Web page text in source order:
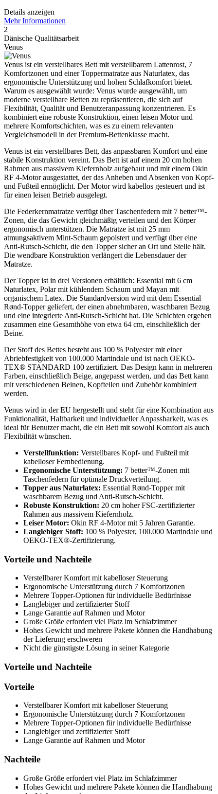
Details anzeigen
Mehr Informationen
2
Dänische Qualitätsarbeit
Venus
Venus ist ein verstellbares Bett mit verstellbarem Lattenrost, 7
Komfortzonen und einer Toppermatratze aus Naturlatex, das
ergonomische Unterstützung und hohen Schlafkomfort bietet.
Warum es ausgewählt wurde: Venus wurde ausgewählt, um
moderne verstellbare Betten zu repräsentieren, die sich auf
Flexibilität, Qualität und Benutzeranpassung konzentrieren. Es
kombiniert eine robuste Konstruktion, einen leisen Motor und
mehrere Komfortschichten, was es zu einem relevanten
Vergleichsmodell in der Premium-Bettenklasse macht.
Venus ist ein verstellbares Bett, das anpassbaren Komfort und eine
stabile Konstruktion vereint. Das Bett ist auf einem 20 cm hohen
Rahmen aus massivem Kiefernholz aufgebaut und mit einem Okin
RF 4-Motor ausgestattet, der das Anheben und Absenken von Kopf-
und Fußteil ermöglicht. Der Motor wird kabellos gesteuert und ist
für einen leisen Betrieb ausgelegt.
Die Federkernmatratze verfügt über Taschenfedern mit 7 better™-
Zonen, die das Gewicht gleichmäßig verteilen und den Körper
ergonomisch unterstützen. Die Matratze ist mit 25 mm
atmungsaktivem Mint-Schaum gepolstert und verfügt über eine
Anti-Rutsch-Schicht, die den Topper sicher an Ort und Stelle hält.
Die wendbare Konstruktion verlängert die Lebensdauer der
Matratze.
Der Topper ist in drei Versionen erhältlich: Essential mit 6 cm
Naturlatex, Polar mit kühlendem Schaum und Mayan mit
organischem Latex. Die Standardversion wird mit dem Essential
Rønd-Topper geliefert, der einen abnehmbaren, waschbaren Bezug
und eine integrierte Anti-Rutsch-Schicht hat. Die Schichten ergeben
zusammen eine Gesamthöhe von etwa 64 cm, einschließlich der
Beine.
Der Stoff des Bettes besteht aus 100 % Polyester mit einer
Abriebfestigkeit von 100.000 Martindale und ist nach OEKO-
TEX® STANDARD 100 zertifiziert. Das Design kann in mehreren
Farben, einschließlich Beige, angepasst werden, und das Bett kann
mit verschiedenen Beinen, Kopfteilen und Zubehör kombiniert
werden.
Venus wird in der EU hergestellt und steht für eine Kombination aus
Funktionalität, Haltbarkeit und individueller Anpassbarkeit, was es
ideal für Benutzer macht, die ein Bett mit sowohl Komfort als auch
Flexibilität wünschen.
Verstellfunktion: Verstellbares Kopf- und Fußteil mit
kabelloser Fernbedienung.
Ergonomische Unterstützung: 7 better™-Zonen mit
Taschenfedern für optimale Druckverteilung.
Topper aus Naturlatex: Essential Rønd-Topper mit
waschbarem Bezug und Anti-Rutsch-Schicht.
Robuste Konstruktion: 20 cm hoher FSC-zertifizierter
Rahmen aus massivem Kiefernholz.
Leiser Motor: Okin RF 4-Motor mit 5 Jahren Garantie.
Langlebiger Stoff: 100 % Polyester, 100.000 Martindale und
OEKO-TEX®-Zertifizierung.
Vorteile und Nachteile
Verstellbarer Komfort mit kabelloser Steuerung
Ergonomische Unterstützung durch 7 Komfortzonen
Mehrere Topper-Optionen für individuelle Bedürfnisse
Langlebiger und zertifizierter Stoff
Lange Garantie auf Rahmen und Motor
Große Größe erfordert viel Platz im Schlafzimmer
Hohes Gewicht und mehrere Pakete können die Handhabung
der Lieferung erschweren
Nicht die günstigste Lösung in seiner Kategorie
Vorteile und Nachteile
Vorteile
Verstellbarer Komfort mit kabelloser Steuerung
Ergonomische Unterstützung durch 7 Komfortzonen
Mehrere Topper-Optionen für individuelle Bedürfnisse
Langlebiger und zertifizierter Stoff
Lange Garantie auf Rahmen und Motor
Nachteile
Große Größe erfordert viel Platz im Schlafzimmer
Hohes Gewicht und mehrere Pakete können die Handhabung